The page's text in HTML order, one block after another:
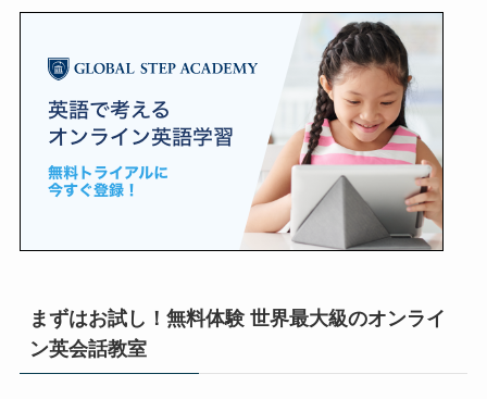
まずはお試し！無料体験 世界最大級のオンライ
ン英会話教室